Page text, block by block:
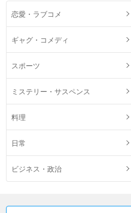
恋愛・ラブコメ
ギャグ・コメディ
スポーツ
ミステリー・サスペンス
料理
日常
ビジネス・政治